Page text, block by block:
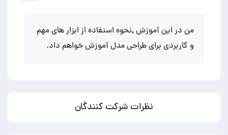
من در این آموزش ,نحوه استفاده از ابزار های مهم
و کاربردی برای طراحی مدل آموزش خواهم داد.
نظرات شرکت کنندگان